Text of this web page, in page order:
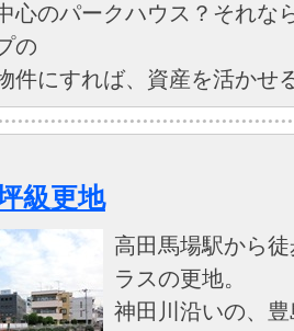
心のパークハウス？それな
の
件にすれば、資産を活かせ
級更地
高田馬場駅から
ラスの更地。
神田川沿いの、